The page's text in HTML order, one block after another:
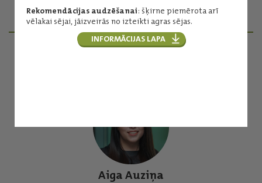
Rekomendācijas audzēšanai: šķirne piemērota arī
vēlakai sējai, jāizveirās no izteikti agras sējas.
INFORMĀCIJAS LAPA
Lasīt vairāk
Aiga Auziņa